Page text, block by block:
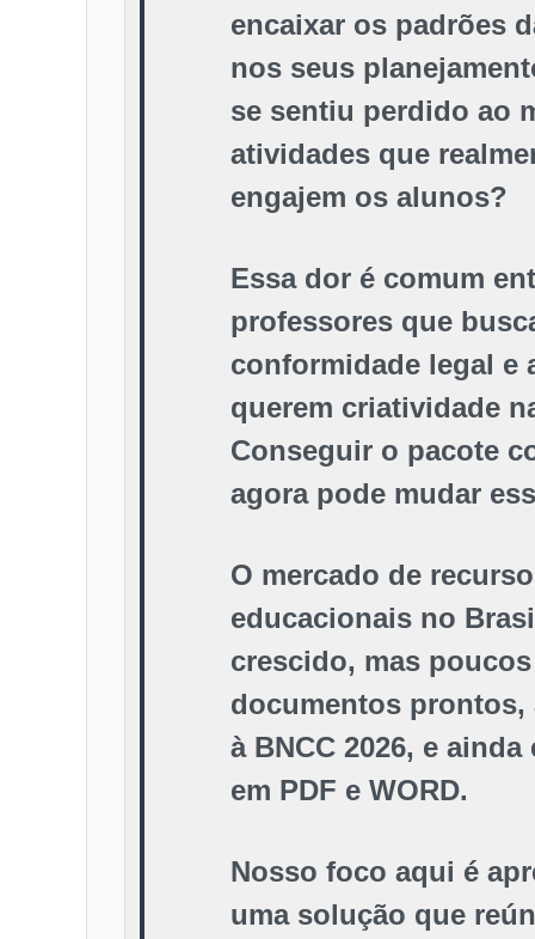
encaixar os padrões
nos seus
se sentiu perdido ao
atividades que
engajem os alunos?
Essa dor é comum
professores que
conformidade legal e
querem criatividade
Conseguir o pacote
agorapode mudar
O mercado de
educacionais no
crescido, mas
documentos prontos,
à BNCC 2026, e
em PDF e WORD.
Nosso foco aqui é
uma solução que